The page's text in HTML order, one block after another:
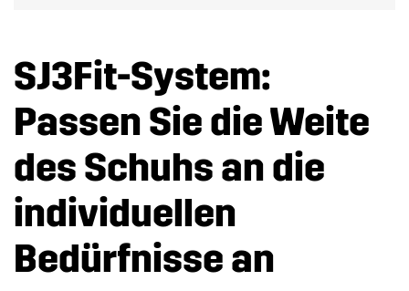
SJ3Fit-System:
Passen Sie die Weite
des Schuhs an die
individuellen
Bedürfnisse an